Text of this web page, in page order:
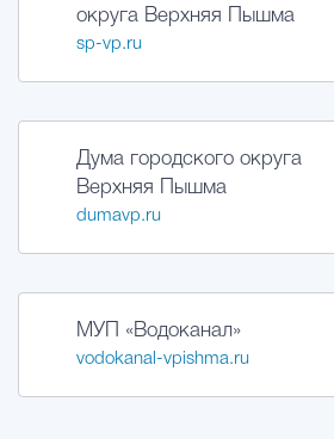
округа Верхняя Пышма
sp-vp.ru
Дума городского округа
Верхняя Пышма
dumavp.ru
МУП «Водоканал»
vodokanal-vpishma.ru